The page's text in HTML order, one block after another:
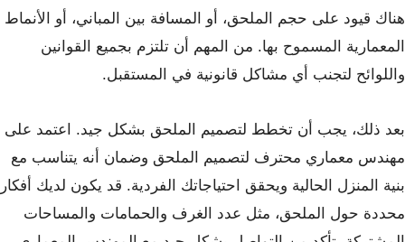
هناك قيود على حجم الملحق، أو المسافة بين المباني، أو الأنماط
المعمارية المسموح بها. من المهم أن تلتزم بجميع القوانين
واللوائح لتجنب أي مشاكل قانونية في المستقبل.
بعد ذلك، يجب أن تخطط لتصميم الملحق بشكل جيد. اعتمد على
مهندس معماري محترف لتصميم الملحق وضمان أنه يتناسب مع
بنية المنزل الحالية ويحقق احتياجاتك الفردية. قد يكون لديك أفكار
محددة حول الملحق، مثل عدد الغرف والحمامات والمساحات